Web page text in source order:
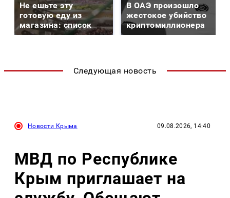
Не ешьте эту
готовую еду из
магазина: список
В ОАЭ произошло
жестокое убийство
криптомиллионера
Следующая новость
Новости Крыма 09.08.2026, 14:40
МВД по Республике
Крым приглашает на